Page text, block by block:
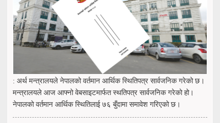
: अर्थ मन्त्रालयले नेपालको वर्तमान आर्थिक स्थितिपत्र सार्वजनिक गरेको छ।
मन्त्रालयले आज आफ्नो वेबसाइटमार्फत स्थतिपत्र सार्वजनिक गरेको हो।
नेपालको वर्तमान आर्थिक स्थितिलाई ७६ बुँदामा समावेश गरिएको छ।